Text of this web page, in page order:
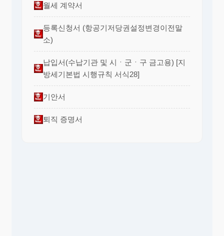
월세 계약서
등록신청서 (항공기저당권설정변경이전말
소)
납입서(수납기관 및 시ㆍ군ㆍ구 금고용) [지
방세기본법 시행규칙 서식28]
기안서
퇴직 증명서